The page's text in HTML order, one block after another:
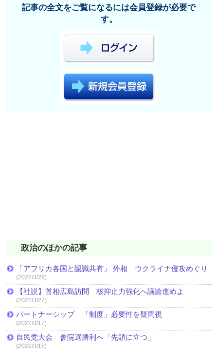
記事の全文をご覧になるには会員登録が必要で
す。
政治のほかの記事
「アフリカ各国と認識共有」 外相 ウクライナ侵攻めぐり
(2022/3/29)
【社説】首相広島訪問 核抑止力強化へ議論進めよ
(2022/3/27)
パートナーシップ 「制度」必要性を疑問視
(2022/3/17)
自民党大会 参院選勝利へ「先頭に立つ」
(2022/3/15)